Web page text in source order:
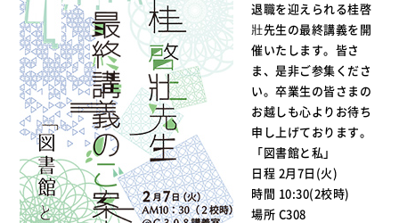
退職を迎えられる桂啓
壯先生の最終講義を開
催いたします。皆さ
ま、是非ご参集くださ
い。卒業生の皆さまの
お越しも心よりお待ち
申し上げております。
「図書館と私」
日程 2月7日(火)
時間 10:30(2校時)
場所 C308